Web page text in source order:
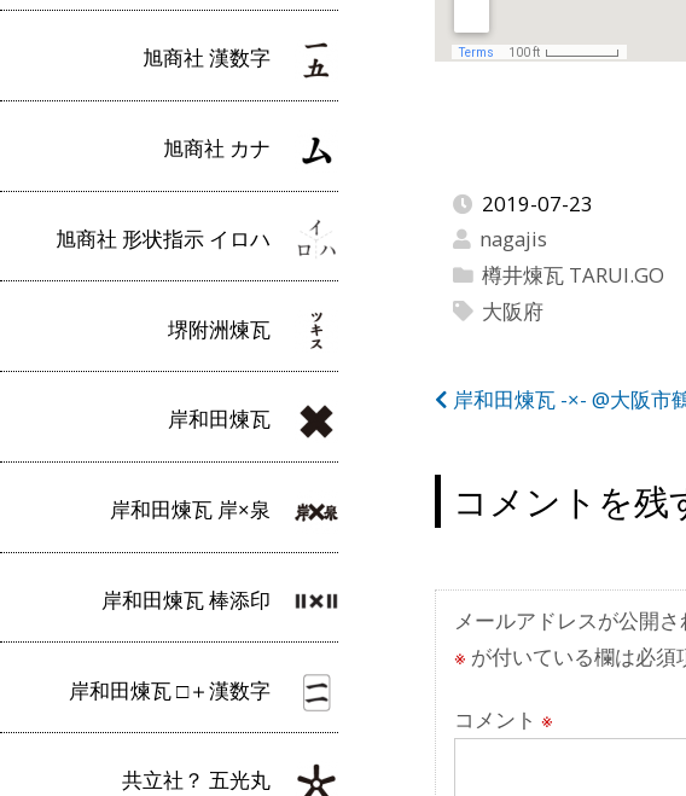
旭商社 漢数字
旭商社 カナ
旭商社 形状指示 イロハ
堺附洲煉瓦
岸和田煉瓦
岸和田煉瓦 岸×泉
岸和田煉瓦 棒添印
岸和田煉瓦 □＋漢数字
共立社？ 五光丸
2019-07-23
nagajis
樽井煉瓦 TARUI.GO
大阪府
投
ナ
ビ
ゲ
ー
シ
ョ
ン
岸和田煉瓦 -×- @大阪市
コメントを残
メールアドレスが公開さ
※ が付いている欄は必須
コメント ※